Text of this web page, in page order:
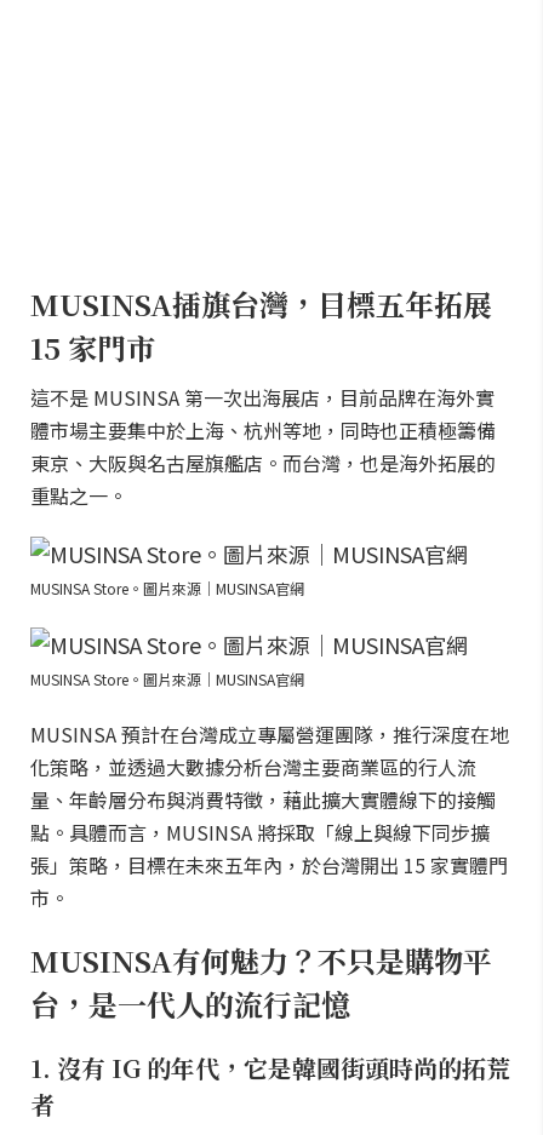
MUSINSA插旗台灣，目標五年拓展
15 家門市
這不是 MUSINSA 第一次出海展店，目前品牌在海外實
體市場主要集中於上海、杭州等地，同時也正積極籌備
東京、大阪與名古屋旗艦店。而台灣，也是海外拓展的
重點之一。
MUSINSA Store。圖片來源｜MUSINSA官網
MUSINSA Store。圖片來源｜MUSINSA官網
MUSINSA 預計在台灣成立專屬營運團隊，推行深度在地
化策略，並透過大數據分析台灣主要商業區的行人流
量、年齡層分布與消費特徵，藉此擴大實體線下的接觸
點。具體而言，MUSINSA 將採取「線上與線下同步擴
張」策略，目標在未來五年內，於台灣開出 15 家實體門
市。
MUSINSA有何魅力？不只是購物平
台，是一代人的流行記憶
1. 沒有 IG 的年代，它是韓國街頭時尚的拓荒
者